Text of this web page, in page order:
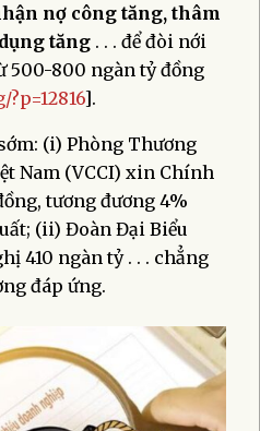
nợ công tăng, thâm
tăng . . . để đòi nới
500-800 ngàn tỷ đồng
].
(i) Phòng Thương
Nam (VCCI) xin Chính
tương đương 4%
(ii) Đoàn Đại Biểu
410 ngàn tỷ . . . chẳng
đáp ứng.